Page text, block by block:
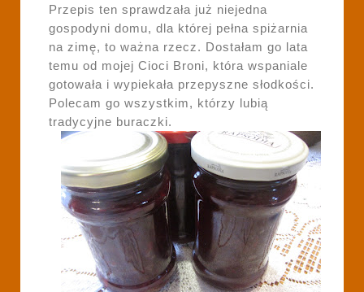
Przepis ten sprawdzała już niejedna
gospodyni domu, dla której pełna spiżarnia
na zimę, to ważna rzecz. Dostałam go lata
temu od mojej Cioci Broni, która wspaniale
gotowała i wypiekała przepyszne słodkości.
Polecam go wszystkim, którzy lubią
tradycyjne buraczki.